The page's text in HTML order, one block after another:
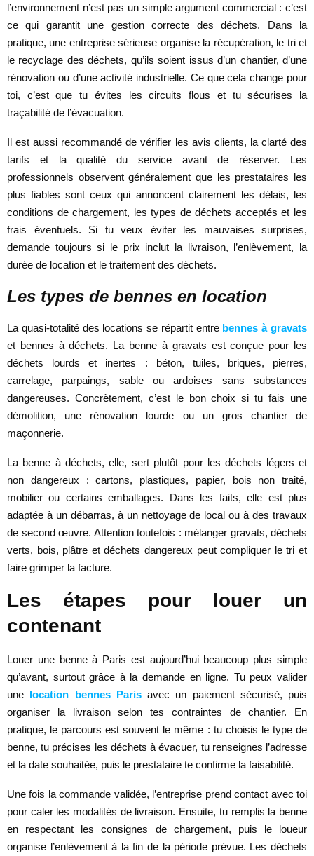
l’environnement n’est pas un simple argument commercial : c’est
ce qui garantit une gestion correcte des déchets. Dans la
pratique, une entreprise sérieuse organise la récupération, le tri et
le recyclage des déchets, qu’ils soient issus d’un chantier, d’une
rénovation ou d’une activité industrielle. Ce que cela change pour
toi, c’est que tu évites les circuits flous et tu sécurises la
traçabilité de l’évacuation.
Il est aussi recommandé de vérifier les avis clients, la clarté des
tarifs et la qualité du service avant de réserver. Les
professionnels observent généralement que les prestataires les
plus fiables sont ceux qui annoncent clairement les délais, les
conditions de chargement, les types de déchets acceptés et les
frais éventuels. Si tu veux éviter les mauvaises surprises,
demande toujours si le prix inclut la livraison, l’enlèvement, la
durée de location et le traitement des déchets.
Les types de bennes en location
La quasi-totalité des locations se répartit entre bennes à gravats
et bennes à déchets. La benne à gravats est conçue pour les
déchets lourds et inertes : béton, tuiles, briques, pierres,
carrelage, parpaings, sable ou ardoises sans substances
dangereuses. Concrètement, c’est le bon choix si tu fais une
démolition, une rénovation lourde ou un gros chantier de
maçonnerie.
La benne à déchets, elle, sert plutôt pour les déchets légers et
non dangereux : cartons, plastiques, papier, bois non traité,
mobilier ou certains emballages. Dans les faits, elle est plus
adaptée à un débarras, à un nettoyage de local ou à des travaux
de second œuvre. Attention toutefois : mélanger gravats, déchets
verts, bois, plâtre et déchets dangereux peut compliquer le tri et
faire grimper la facture.
Les étapes pour louer un
contenant
Louer une benne à Paris est aujourd’hui beaucoup plus simple
qu’avant, surtout grâce à la demande en ligne. Tu peux valider
une location bennes Parisavec un paiement sécurisé, puis
organiser la livraison selon tes contraintes de chantier. En
pratique, le parcours est souvent le même : tu choisis le type de
benne, tu précises les déchets à évacuer, tu renseignes l’adresse
et la date souhaitée, puis le prestataire te confirme la faisabilité.
Une fois la commande validée, l’entreprise prend contact avec toi
pour caler les modalités de livraison. Ensuite, tu remplis la benne
en respectant les consignes de chargement, puis le loueur
organise l’enlèvement à la fin de la période prévue. Les déchets